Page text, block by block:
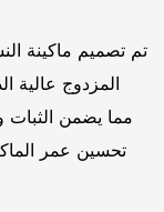
تم تصميم ماكينة
المزدوج عالية
مما يضمن الثبات
تحسين عمر